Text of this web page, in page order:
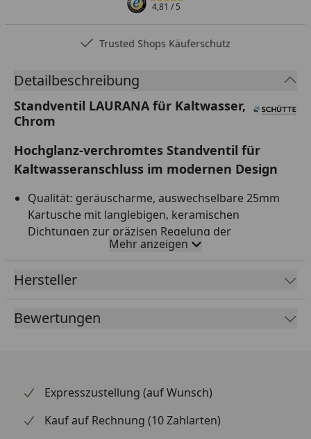
4,81/ 5
Trusted Shops Käuferschutz
Detailbeschreibung
Standventil LAURANA für Kaltwasser,
Chrom
Hochglanz-verchromtes Standventil für
Kaltwasseranschluss im modernen Design
Qualität: geräuscharme, auswechselbare 25mm
Kartusche mit langlebigen, keramischen
Dichtungen zur präzisen Regelung der
Durchflussmenge und der Wassertemperatur
Trinkwasserverordnung, KTW und W270 geprüft
Montageanleitung machen die Installation zum
Mehr anzeigen
Hersteller
Bewertungen
Expresszustellung (auf Wunsch)
Kauf auf Rechnung (10 Zahlarten)